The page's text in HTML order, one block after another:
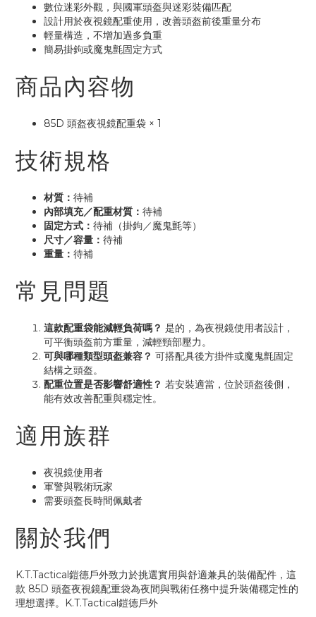
數位迷彩外觀，與國軍頭盔與迷彩裝備匹配
設計用於夜視鏡配重使用，改善頭盔前後重量分布
輕量構造，不增加過多負重
簡易掛鉤或魔鬼氈固定方式
商品內容物
85D 頭盔夜視鏡配重袋 × 1
技術規格
材質： 待補
內部填充／配重材質： 待補
固定方式： 待補（掛鉤／魔鬼氈等）
尺寸／容量： 待補
重量： 待補
常見問題
這款配重袋能減輕負荷嗎？ 是的，為夜視鏡使用者設計，
可平衡頭盔前方重量，減輕頸部壓力。
可與哪種類型頭盔兼容？ 可搭配具後方掛件或魔鬼氈固定
結構之頭盔。
配重位置是否影響舒適性？ 若安裝適當，位於頭盔後側，
能有效改善配重與穩定性。
適用族群
夜視鏡使用者
軍警與戰術玩家
需要頭盔長時間佩戴者
關於我們
K.T.Tactical鎧德戶外致力於挑選實用與舒適兼具的裝備配件，這
款 85D 頭盔夜視鏡配重袋為夜間與戰術任務中提升裝備穩定性的
理想選擇。K.T.Tactical鎧德戶外